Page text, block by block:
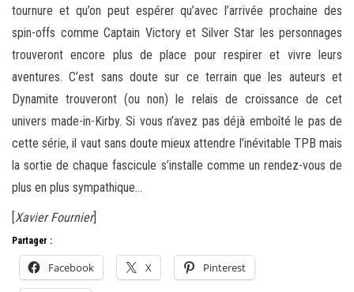
tournure et qu’on peut espérer qu’avec l’arrivée prochaine des
spin-offs comme Captain Victory et Silver Star les personnages
trouveront encore plus de place pour respirer et vivre leurs
aventures. C’est sans doute sur ce terrain que les auteurs et
Dynamite trouveront (ou non) le relais de croissance de cet
univers made-in-Kirby. Si vous n’avez pas déjà emboîté le pas de
cette série, il vaut sans doute mieux attendre l’inévitable TPB mais
la sortie de chaque fascicule s’installe comme un rendez-vous de
plus en plus sympathique…
[Xavier Fournier]
Partager :
Facebook X Pinterest